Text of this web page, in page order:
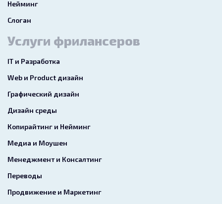
Нейминг
Слоган
Услуги фрилансеров
IT и Разработка
Web и Product дизайн
Графический дизайн
Дизайн среды
Копирайтинг и Нейминг
Медиа и Моушен
Менеджмент и Консалтинг
Переводы
Продвижение и Маркетинг